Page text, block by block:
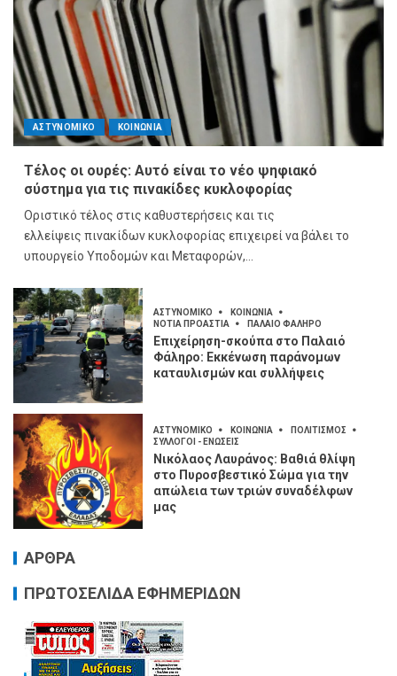
ΑΣΤΥΝΟΜΙΚΟ ΚΟΙΝΩΝΙΑ
Τέλος οι ουρές: Αυτό είναι το νέο ψηφιακό
σύστημα για τις πινακίδες κυκλοφορίας
Οριστικό τέλος στις καθυστερήσεις και τις
ελλείψεις πινακίδων κυκλοφορίας επιχειρεί να βάλει το
υπουργείο Υποδομών και Μεταφορών,...
ΑΣΤΥΝΟΜΙΚΟ
ΚΟΙΝΩΝΙΑ
ΝΟΤΙΑ ΠΡΟΑΣΤΙΑ
ΠΑΛΑΙΟ ΦΑΛΗΡΟ
Επιχείρηση-σκούπα στο Παλαιό
Φάληρο: Εκκένωση παράνομων
καταυλισμών και συλλήψεις
ΑΣΤΥΝΟΜΙΚΟ ΚΟΙΝΩΝΙΑ
ΠΟΛΙΤΙΣΜΟΣ
ΣΥΛΛΟΓΟΙ - ΕΝΩΣΕΙΣ
Νικόλαος Λαυράνος: Βαθιά θλίψη
στο Πυροσβεστικό Σώμα για την
απώλεια των τριών συναδέλφων
μας
ΑΡΘΡΑ
ΠΡΩΤΟΣΕΛΙΔΑ ΕΦΗΜΕΡΙΔΩΝ